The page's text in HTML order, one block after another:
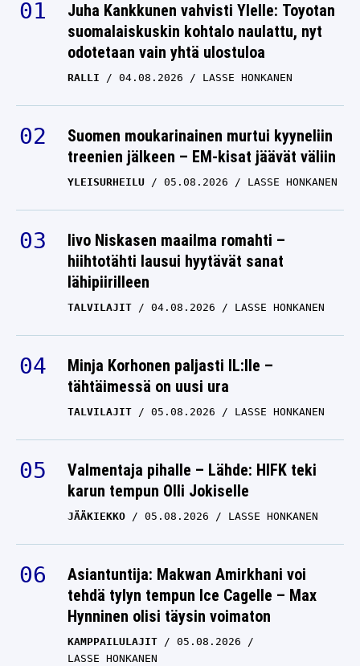
Juha Kankkunen vahvisti Ylelle: Toyotan
suomalaiskuskin kohtalo naulattu, nyt
odotetaan vain yhtä ulostuloa
RALLI 04.08.2026 LASSE HONKANEN
Suomen moukarinainen murtui kyyneliin
treenien jälkeen – EM-kisat jäävät väliin
YLEISURHEILU 05.08.2026 LASSE HONKANEN
Iivo Niskasen maailma romahti –
hiihtotähti lausui hyytävät sanat
lähipiirilleen
TALVILAJIT 04.08.2026 LASSE HONKANEN
Minja Korhonen paljasti IL:lle –
tähtäimessä on uusi ura
TALVILAJIT 05.08.2026 LASSE HONKANEN
Valmentaja pihalle – Lähde: HIFK teki
karun tempun Olli Jokiselle
JÄÄKIEKKO 05.08.2026 LASSE HONKANEN
Asiantuntija: Makwan Amirkhani voi
tehdä tylyn tempun Ice Cagelle – Max
Hynninen olisi täysin voimaton
KAMPPAILULAJIT
05.08.2026
LASSE HONKANEN